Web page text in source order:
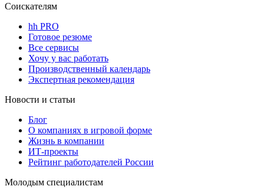
Соискателям
hh PRO
Готовое резюме
Все сервисы
Хочу у вас работать
Производственный календарь
Экспертная рекомендация
Новости и статьи
Блог
О компаниях в игровой форме
Жизнь в компании
ИТ-проекты
Рейтинг работодателей России
Молодым специалистам